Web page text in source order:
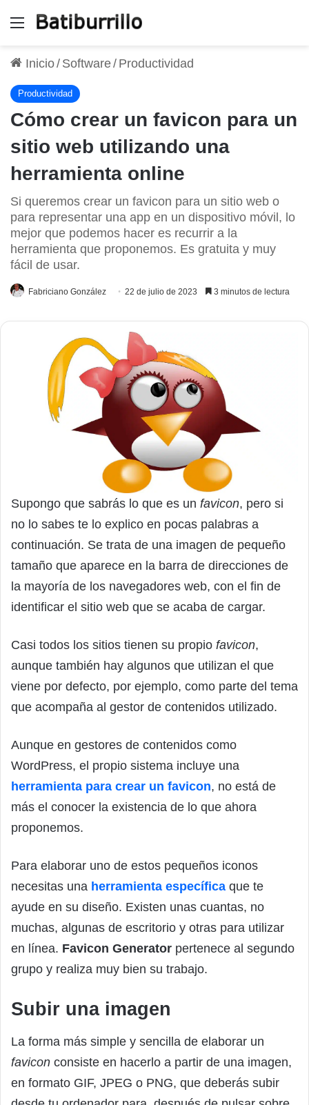
Menú
Inicio/ Software/ Productividad
Productividad
Cómo crear un favicon para un
sitio web utilizando una
herramienta online
Si queremos crear un favicon para un sitio web o
para representar una app en un dispositivo móvil, lo
mejor que podemos hacer es recurrir a la
herramienta que proponemos. Es gratuita y muy
fácil de usar.
Fabriciano González 22 de julio de 2023 3 minutos de lectura
Supongo que sabrás lo que es un favicon, pero si
no lo sabes te lo explico en pocas palabras a
continuación. Se trata de una imagen de pequeño
tamaño que aparece en la barra de direcciones de
la mayoría de los navegadores web, con el fin de
identificar el sitio web que se acaba de cargar.
Casi todos los sitios tienen su propio favicon,
aunque también hay algunos que utilizan el que
viene por defecto, por ejemplo, como parte del tema
que acompaña al gestor de contenidos utilizado.
Aunque en gestores de contenidos como
WordPress, el propio sistema incluye una
herramienta para crear un favicon, no está de
más el conocer la existencia de lo que ahora
proponemos.
Para elaborar uno de estos pequeños iconos
necesitas una herramienta específica que te
ayude en su diseño. Existen unas cuantas, no
muchas, algunas de escritorio y otras para utilizar
en línea. Favicon Generator pertenece al segundo
grupo y realiza muy bien su trabajo.
Subir una imagen
La forma más simple y sencilla de elaborar un
favicon consiste en hacerlo a partir de una imagen,
en formato GIF, JPEG o PNG, que deberás subir